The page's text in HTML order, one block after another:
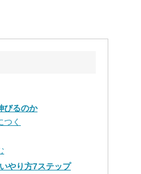
びるのか
く
やり方7ステップ